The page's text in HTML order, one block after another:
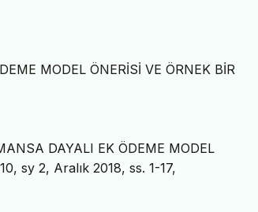
MODEL ÖNERİSİ VE ÖRNEK BİR
DAYALI EK ÖDEME MODEL
sy 2, Aralık 2018, ss. 1-17,